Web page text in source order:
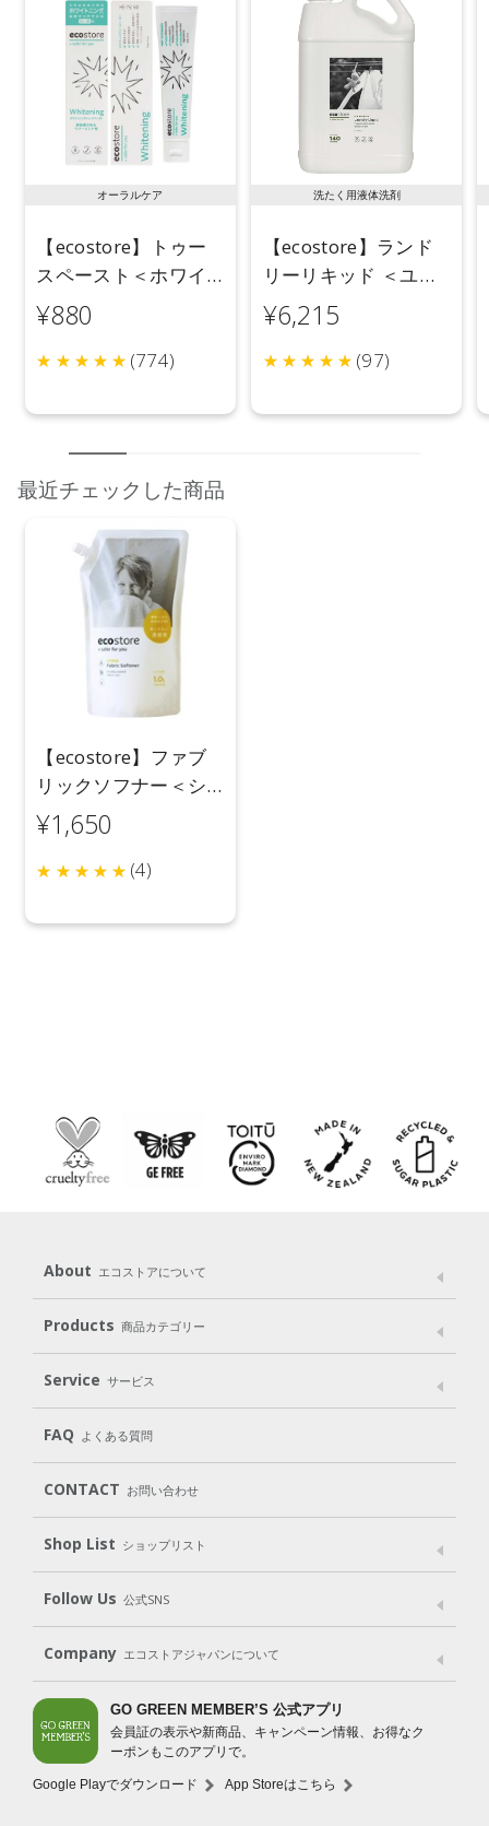
【メーカー品番】
店舗でお問い合わせの際には、下記品番をお伝え下さい。
4573623432528
【店舗発売日】
CosmeKitchen 2026/4/1
Biople 2026/4/1
※店舗での取り扱いや詳しい在庫状況につきましては、各店舗
※発売日は予告なく変更する可能性がございます。予めご了承
ください。
※通常はご注文より１～３営業日での発送となります。
商品によっては、お届けまで１～２週間かかる場合がござい
ますので予めご了承ください。
●パッケージはリニューアル等の理由により、写真と異なる場
●パッケージのリニューアル等の理由により、成分・処方が記
●予告なくパッケージ仕様が変更になる場合がございます。
オーラルケア
【ecostore】トゥー
スペースト＜ホワイ
トニング＞ 100g
¥880
(774)
洗たく用液体洗剤
【ecostore】ランド
リーリキッド ＜ユー
カリ＞ 5L
¥6,215
(97)
最近チェックした商品
【ecostore】ファブ
リックソフナー＜シ
トラス＞リフィルパ
ック1L
¥1,650
(4)
About エコストアについて
メッセージ ブランドストーリー
パッケージへのこだわり
動物実験をしない
Products 商品カテゴリー
Laundry
Body（ボディ） Hair（ヘア） Oral care（オーラルケア）
Goods （グッズ）
Gift set
Service サービス
FAQ よくある質問
CONTACT お問い合わせ
Shop List ショップリスト
Shop List
Follow Us 公式SNS
LINE＠ Instagram Facebook
Company エコストアジャパンについて
会社案内 ご利用規約
プライバシーポリシー
特定商取引法に基づく表示
免責事項
法人会員サービス
New Zealand Site
GO GREEN MEMBER’S 公式アプリ
会員証の表示や新商品、キャンペーン情報、お得なク
ーポンもこのアプリで。
Google Playでダウンロード App Storeはこちら